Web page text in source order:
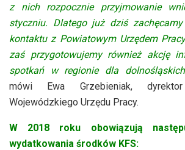
z nich rozpocznie przyjmowanie
styczniu. Dlatego już dziś
kontaktu z Powiatowym Urzędem
zaś przygotowujemy również akcję
spotkań w regionie dla
mówi Ewa Grzebieniak, dyrektor
Wojewódzkiego Urzędu Pracy.
W 2018 roku obowiązują
wydatkowania środków KFS: